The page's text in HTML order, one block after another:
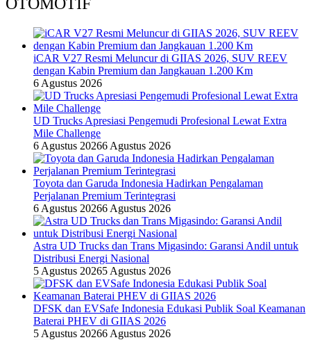
iCAR V27 Resmi Meluncur di GIIAS 2026, SUV REEV
dengan Kabin Premium dan Jangkauan 1.200 Km
6 Agustus 2026
UD Trucks Apresiasi Pengemudi Profesional Lewat Extra
Mile Challenge
6 Agustus 20266 Agustus 2026
Toyota dan Garuda Indonesia Hadirkan Pengalaman
Perjalanan Premium Terintegrasi
6 Agustus 20266 Agustus 2026
Astra UD Trucks dan Trans Migasindo: Garansi Andil untuk
Distribusi Energi Nasional
5 Agustus 20265 Agustus 2026
DFSK dan EVSafe Indonesia Edukasi Publik Soal Keamanan
Baterai PHEV di GIIAS 2026
5 Agustus 20266 Agustus 2026